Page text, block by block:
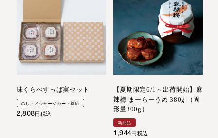
味くらべすっぱ実セット
のし・メッセージカート対応
2,808 税込
【夏期限定6/1～出荷開始】麻
辣梅 まーらーうめ 380g （固
形量300g）
新商品
1,944 税込